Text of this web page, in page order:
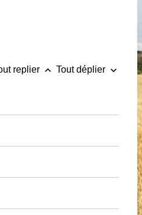
replier keyboard_arrow_up Tout déplier keyboard_arrow_down